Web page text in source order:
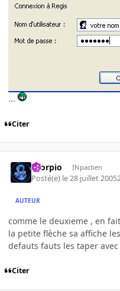
...
Citer
Scorpio INpactien
Posté(e) le 28 juillet 2005
AUTEUR
comme le deuxieme , en
la petite flèche sa affiche
defauts fauts les taper
Citer